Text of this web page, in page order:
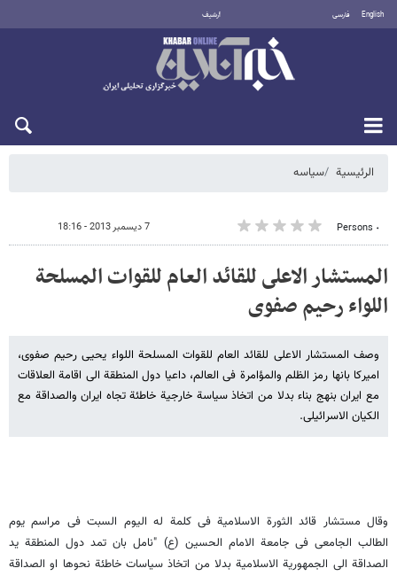
English فارسی أرشيف
الرئيسية سیاسه
٠ Persons 7 ديسمبر 2013 - 18:16
المستشار الاعلى للقائد العام للقوات المسلحة
اللواء رحیم صفوی
وصف المستشار الاعلى للقائد العام للقوات المسلحة اللواء یحیى رحیم صفوی،
امیرکا بانها رمز الظلم والمؤامرة فی العالم، داعیا دول المنطقة الى اقامة العلاقات
مع ایران بنهج بناء بدلا من اتخاذ سیاسة خارجیة خاطئة تجاه ایران والصداقة مع
الکیان الاسرائیلی.
وقال مستشار قائد الثورة الاسلامیة فی کلمة له الیوم السبت فی مراسم یوم
الطالب الجامعی فی جامعة الامام الحسین (ع) "نامل بان تمد دول المنطقة ید
الصداقة الى الجمهوریة الاسلامیة بدلا من اتخاذ سیاسات خاطئة نحوها او الصداقة